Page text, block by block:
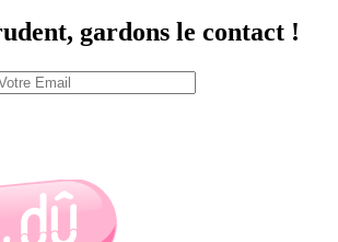
gardons le contact !